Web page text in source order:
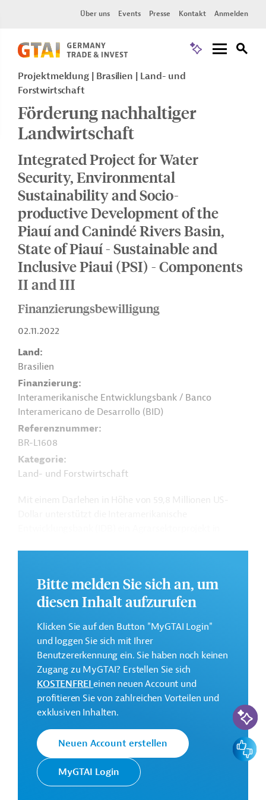
Über uns Events Presse Kontakt Anmelden
Projektmeldung Brasilien
Land- und
Forstwirtschaft
Förderung nachhaltiger
Landwirtschaft
Integrated Project for Water
Security, Environmental
Sustainability and Socio-
productive Development of the
Piauí and Canindé Rivers Basin,
State of Piauí - Sustainable and
Inclusive Piaui (PSI) - Components
II and III
Finanzierungsbewilligung
02.11.2022
Land
Brasilien
Finanzierung
Interamerikanische Entwicklungsbank / Banco
Interamericano de Desarrollo (BID)
Referenznummer
BR-L1608
Kategorie
Land- und Forstwirtschaft
Mit einem Darlehen in Höhe von 59,8 Millionen US-
Ziele des Projekts sind die Verbesserung des Zugangs zu
Trinkwasser, die Verbesserung der Lebensbedingungen
landwirtschaftlicher Technologien zur Anpassung an
den Klimawandel sowie die Integration der Erzeuger in
die Wertschöpfungsketten Brasiliens.
Weitere Informationen zu dem geplanten
Entwicklungsprojekt finden Sie auf derWebseite der
.
Gesamtkosten:
88,2 Millionen US-Dollar
Geberbeitrag:
59,8 Millionen US-Dollar (Darlehen)
Bitte melden Sie sich an, um
diesen Inhalt aufzurufen
Klicken Sie auf den Button "MyGTAI Login"
und loggen Sie sich mit Ihrer
Benutzererkennung ein. Sie haben noch keinen
Zugang zu MyGTAI? Erstellen Sie sich
KOSTENFREIeinen neuen Account und
profitieren Sie von zahlreichen Vorteilen und
exklusiven Inhalten.
Neuen Account erstellen
MyGTAI Login
KI-